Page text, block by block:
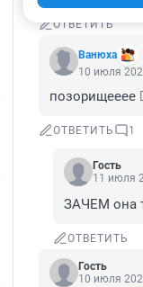
ОТВЕТИТЬ
Вaнюхa
10 июля
позорищееее
ОТВЕТИТЬ 1
Гость
11 июля
ЗАЧЕМ она
ОТВЕТИТЬ
Гость
10 июля